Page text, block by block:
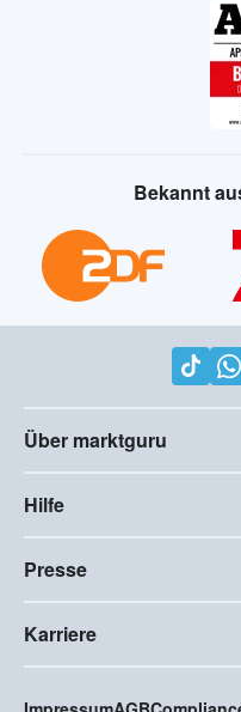
Bekannt
Über marktguru
Hilfe
Presse
Karriere